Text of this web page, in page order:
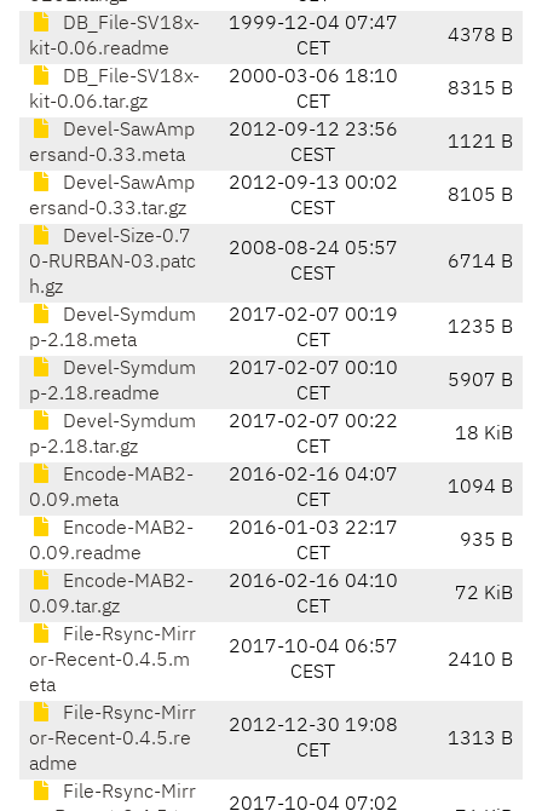
DB_File-SV18x-
kit-0.06.readme
1999-12-04 07:47
CET
4378 B
DB_File-SV18x-
kit-0.06.tar.gz
2000-03-06 18:10
CET
8315 B
Devel-SawAmp
ersand-0.33.meta
2012-09-12 23:56
CEST
1121 B
Devel-SawAmp
ersand-0.33.tar.gz
2012-09-13 00:02
CEST
8105 B
Devel-Size-0.7
0-RURBAN-03.patc
h.gz
2008-08-24 05:57
CEST
6714 B
Devel-Symdum
p-2.18.meta
2017-02-07 00:19
CET
1235 B
Devel-Symdum
p-2.18.readme
2017-02-07 00:10
CET
5907 B
Devel-Symdum
p-2.18.tar.gz
2017-02-07 00:22
CET
18 KiB
Encode-MAB2-
0.09.meta
2016-02-16 04:07
CET
1094 B
Encode-MAB2-
0.09.readme
2016-01-03 22:17
CET
935 B
Encode-MAB2-
0.09.tar.gz
2016-02-16 04:10
CET
72 KiB
File-Rsync-Mirr
or-Recent-0.4.5.m
eta
2017-10-04 06:57
CEST
2410 B
File-Rsync-Mirr
or-Recent-0.4.5.re
adme
2012-12-30 19:08
CET
1313 B
File-Rsync-Mirr
2017-10-04 07:02